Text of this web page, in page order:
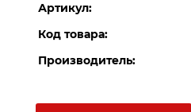
Артикул:
Код товара:
Производитель: